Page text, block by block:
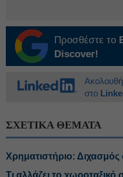
Προσθέστε το
Discover!
στο
ΣΧΕΤΙΚΑ ΘΕΜΑΤΑ
Χρηματιστήριο:
Τι αλλάζει το χωροταξικό